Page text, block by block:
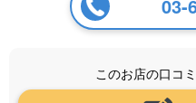
03-
このお店の口コ